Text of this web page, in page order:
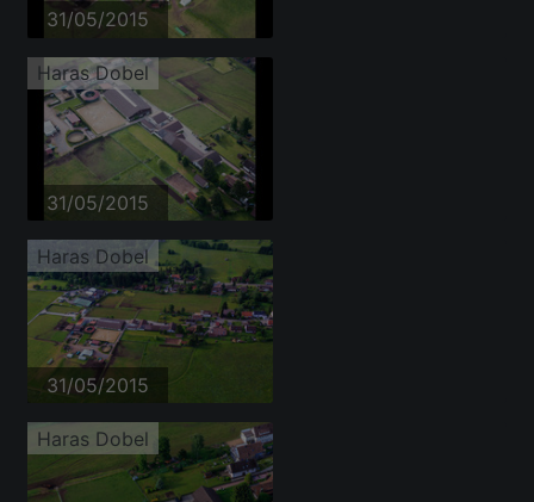
31/05/2015
Haras Dobel
31/05/2015
Haras Dobel
31/05/2015
Haras Dobel